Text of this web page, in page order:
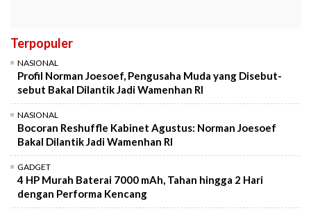
Terpopuler
NASIONAL
Profil Norman Joesoef, Pengusaha Muda yang Disebut-
sebut Bakal Dilantik Jadi Wamenhan RI
NASIONAL
Bocoran Reshuffle Kabinet Agustus: Norman Joesoef
Bakal Dilantik Jadi Wamenhan RI
GADGET
4 HP Murah Baterai 7000 mAh, Tahan hingga 2 Hari
dengan Performa Kencang